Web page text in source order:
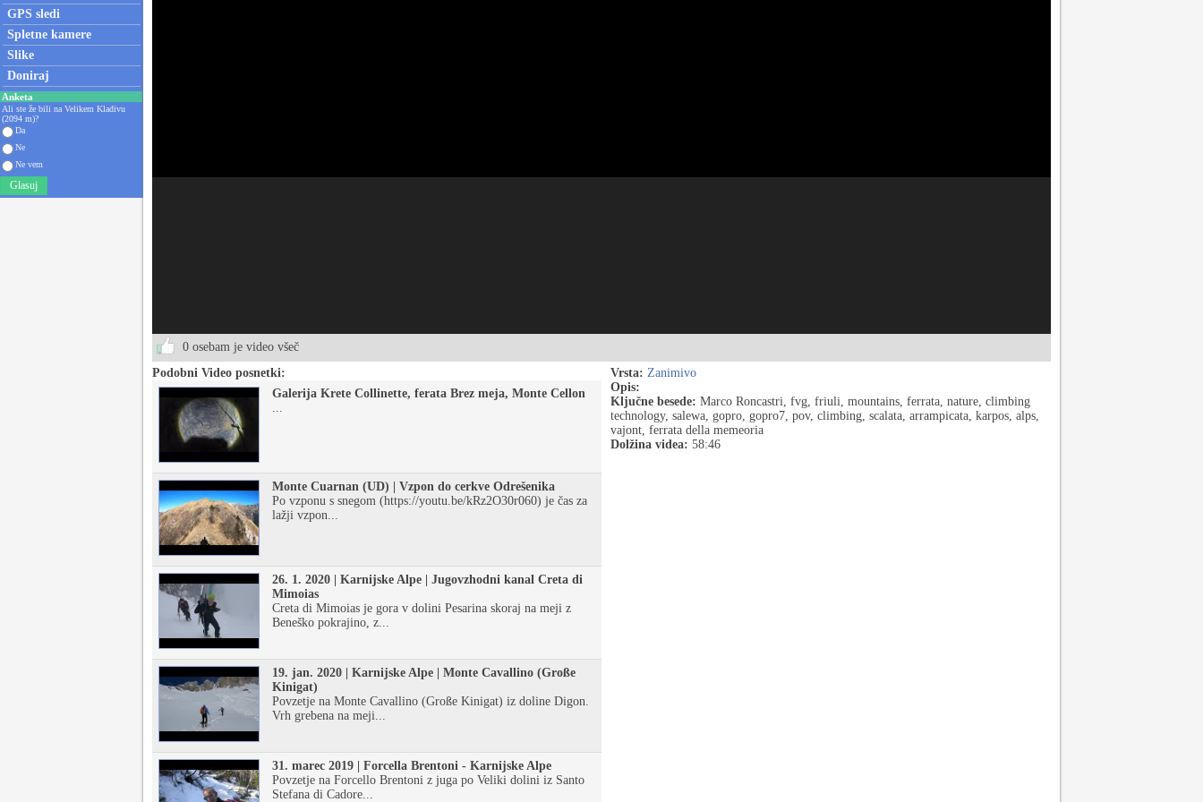
GPS sledi
Spletne kamere
Slike
Doniraj
Anketa
Ali ste že bili na Velikem Kladivu
(2094 m)?
Da
Ne
Ne vem
Glasuj
0 osebam je video všeč
Podobni Video posnetki:
Galerija Krete Collinette, ferata Brez meja, Monte Cellon
...
Monte Cuarnan (UD) | Vzpon do cerkve Odrešenika
Po vzponu s snegom (https://youtu.be/kRz2O30r060) je čas za
lažji vzpon...
26. 1. 2020 | Karnijske Alpe | Jugovzhodni kanal Creta di
Mimoias
Creta di Mimoias je gora v dolini Pesarina skoraj na meji z
Beneško pokrajino, z...
19. jan. 2020 | Karnijske Alpe | Monte Cavallino (Große
Kinigat)
Povzetje na Monte Cavallino (Große Kinigat) iz doline Digon.
Vrh grebena na meji...
31. marec 2019 | Forcella Brentoni - Karnijske Alpe
Povzetje na Forcello Brentoni z juga po Veliki dolini iz Santo
Stefana di Cadore...
Vrsta: Zanimivo
Opis:
Ključne besede: Marco Roncastri, fvg, friuli, mountains, ferrata, nature, climbing
technology, salewa, gopro, gopro7, pov, climbing, scalata, arrampicata, karpos, alps,
vajont, ferrata della memeoria
Dolžina videa: 58:46